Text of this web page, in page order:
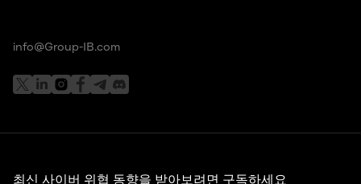
최신 사이버 위협 동향을 받아보려면 구독하세요
info@Group-IB.com